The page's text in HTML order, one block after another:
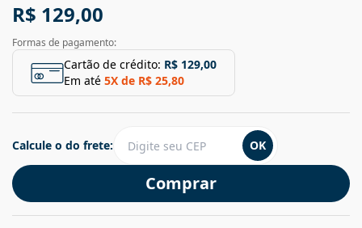
R$ 129,00
Formas de pagamento:
Cartão de crédito: R$ 129,00
Em até 5X de R$ 25,80
Comprar
Calcule o do frete: OK